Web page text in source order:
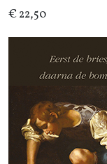
€ 22,50